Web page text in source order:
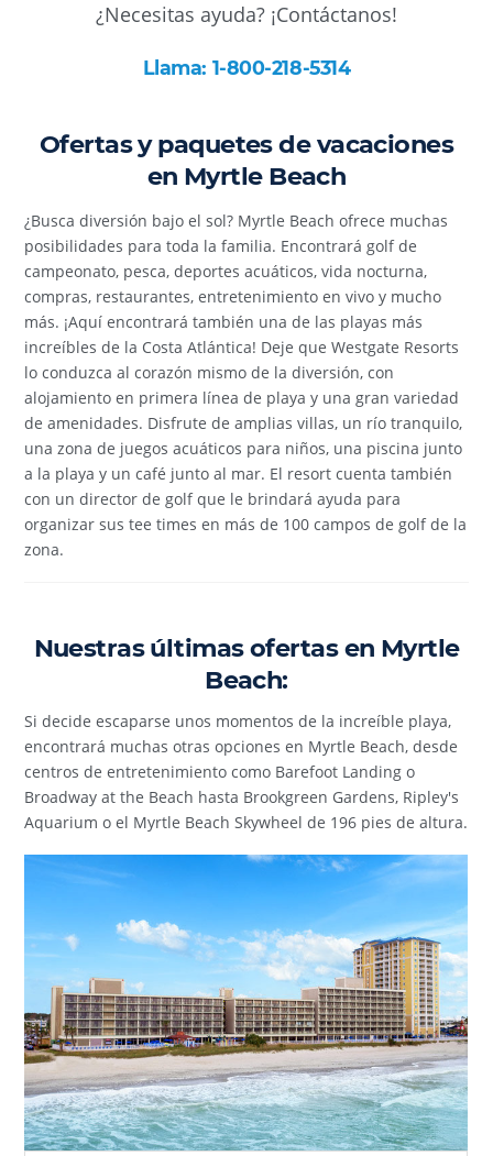
¿Necesitas ayuda? ¡Contáctanos!
Llama: 1-800-218-5314
Ofertas y paquetes de vacaciones
en Myrtle Beach
¿Busca diversión bajo el sol? Myrtle Beach ofrece muchas
posibilidades para toda la familia. Encontrará golf de
campeonato, pesca, deportes acuáticos, vida nocturna,
compras, restaurantes, entretenimiento en vivo y mucho
más. ¡Aquí encontrará también una de las playas más
increíbles de la Costa Atlántica! Deje que Westgate Resorts
lo conduzca al corazón mismo de la diversión, con
alojamiento en primera línea de playa y una gran variedad
de amenidades. Disfrute de amplias villas, un río tranquilo,
una zona de juegos acuáticos para niños, una piscina junto
a la playa y un café junto al mar. El resort cuenta también
con un director de golf que le brindará ayuda para
organizar sus tee times en más de 100 campos de golf de la
zona.
Nuestras últimas ofertas en Myrtle
Beach:
Si decide escaparse unos momentos de la increíble playa,
encontrará muchas otras opciones en Myrtle Beach, desde
centros de entretenimiento como Barefoot Landing o
Broadway at the Beach hasta Brookgreen Gardens, Ripley's
Aquarium o el Myrtle Beach Skywheel de 196 pies de altura.